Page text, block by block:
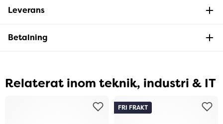
Leverans
Betalning
Relaterat inom teknik, industri & IT
FRI FRAKT